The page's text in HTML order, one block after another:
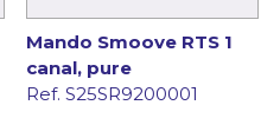
Mando Smoove RTS 1
canal, pure
Ref. S25SR9200001